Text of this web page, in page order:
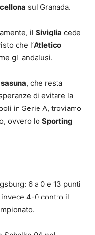
sul Granada.
il Siviglia cede
che l’Atletico
gli andalusi.
, che resta
di evitare la
in Serie A, troviamo
ovvero lo Sporting
6 a 0 e 13 punti
invece 4-0 contro il